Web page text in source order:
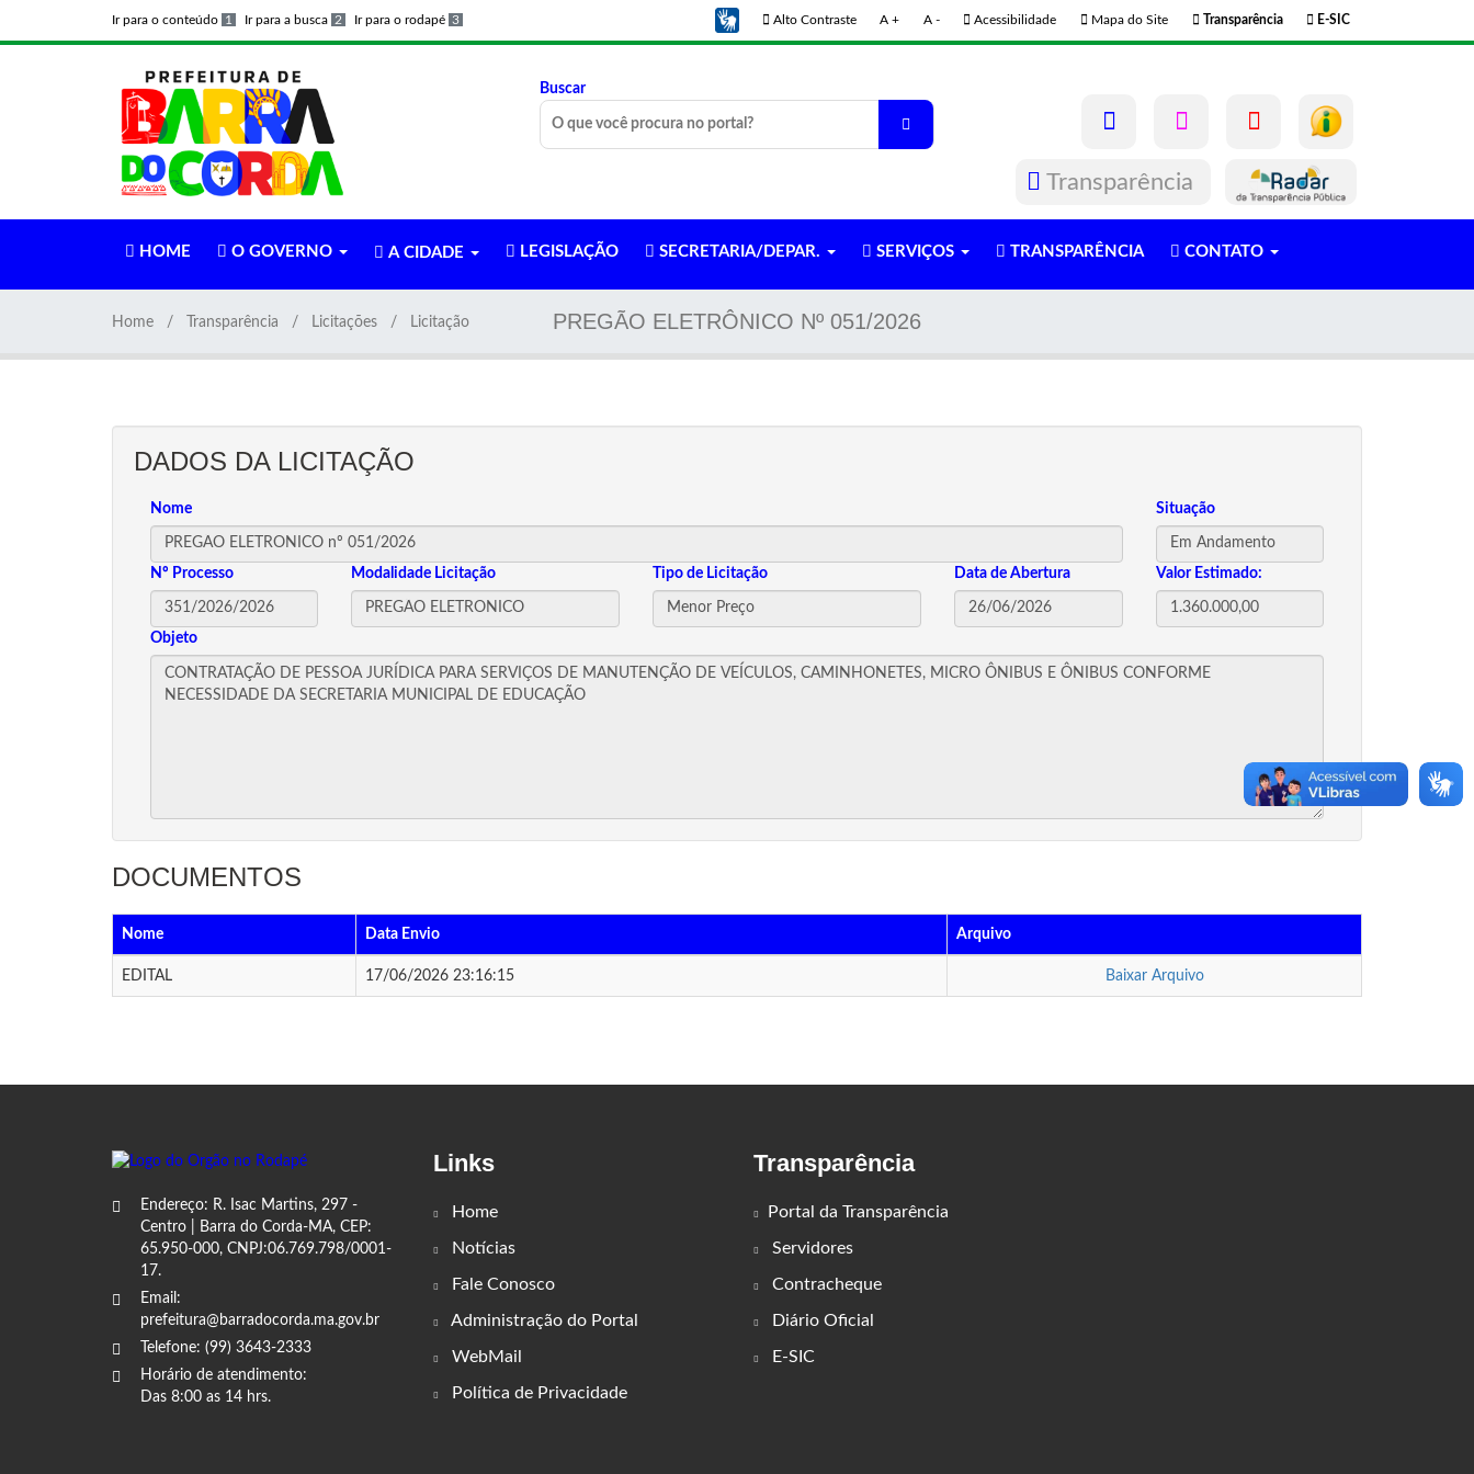
Ir para o conteúdo 1 Ir para a busca 2 Ir para o rodapé 3 Alto Contraste A + A - Acessibilidade Mapa do Site Transparência E-SIC
Buscar
Transparência
HOME O GOVERNO A CIDADE LEGISLAÇÃO SECRETARIA/DEPAR. SERVIÇOS TRANSPARÊNCIA CONTATO
PREGÃO ELETRÔNICO Nº 051/2026
Home Transparência Licitações Licitação
DADOS DA LICITAÇÃO
Nome Situação
Nº Processo Modalidade Licitação Tipo de Licitação Data de Abertura Valor Estimado:
Objeto
DOCUMENTOS
Nome Data Envio Arquivo
EDITAL 17/06/2026 23:16:15 Baixar Arquivo
Endereço: R. Isac Martins, 297 -
Centro | Barra do Corda-MA, CEP:
65.950-000, CNPJ:06.769.798/0001-
17.
Email:
prefeitura@barradocorda.ma.gov.br
Telefone: (99) 3643-2333
Horário de atendimento:
Das 8:00 as 14 hrs.
Links
Home
Notícias
Fale Conosco
Administração do Portal
WebMail
Política de Privacidade
Transparência
Portal da Transparência
Servidores
Contracheque
Diário Oficial
E-SIC